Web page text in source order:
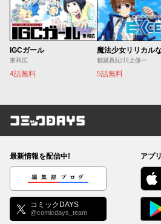
IGCガール
東和広
4話無料
都築真紀/川上修一
5話無料
コミックDAYS
最新情報を配信中!
編集部ブログ
コミックDAYS
@comicdays_team
アプ